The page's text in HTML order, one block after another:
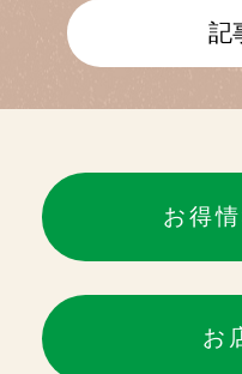
記
お得
お